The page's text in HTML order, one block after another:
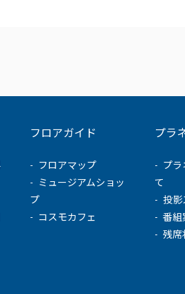
フロアガイド
フロアマップ
ミュージアムショッ
プ
コスモカフェ
プラ
プラ
て
投影
番組
残席